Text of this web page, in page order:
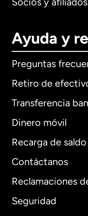
Ayuda y
Preguntas
Retiro de
Transferencia
Dinero móvil
Recarga de saldo
Contáctanos
Reclamaciones
Seguridad